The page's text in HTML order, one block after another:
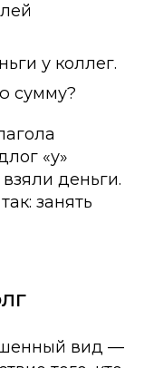
у коллег.
сумму?
«у»
деньги.
занять
вид —